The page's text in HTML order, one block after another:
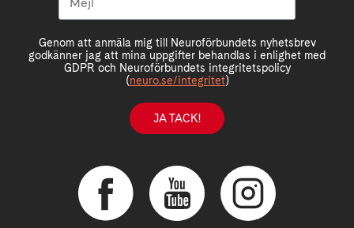
Genom att anmäla mig till Neuroförbundets nyhetsbrev
godkänner jag att mina uppgifter behandlas i enlighet med
GDPR och Neuroförbundets integritetspolicy
(neuro.se/integritet)
JA TACK!